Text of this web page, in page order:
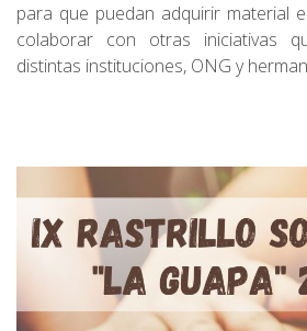
para que puedan adquirir material
colaborar con otras iniciativas
distintas instituciones, ONG y